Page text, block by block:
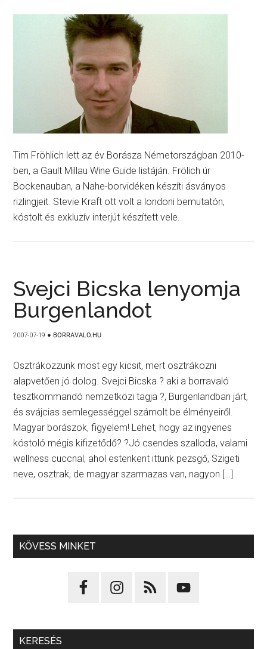
Tim Fröhlich lett az év Borásza Németországban 2010-
ben, a Gault Millau Wine Guide listáján. Frölich úr
Bockenauban, a Nahe-borvidéken készíti ásványos
rizlingjeit. Stevie Kraft ott volt a londoni bemutatón,
kóstolt és exkluzív interjút készített vele.
Svejci Bicska lenyomja
Burgenlandot
2007-07-19 ● BORRAVALO.HU
Osztrákozzunk most egy kicsit, mert osztrákozni
alapvetően jó dolog. Svejci Bicska ? aki a borravaló
tesztkommandó nemzetközi tagja ?, Burgenlandban járt,
és svájcias semlegességgel számolt be élményeiről.
Magyar borászok, figyelem! Lehet, hogy az ingyenes
kóstoló mégis kifizetődő? ?Jó csendes szalloda, valami
wellness cuccnal, ahol estenkent ittunk pezsgő, Szigeti
neve, osztrak, de magyar szarmazas van, nagyon […]
KÖVESS MINKET
KERESÉS